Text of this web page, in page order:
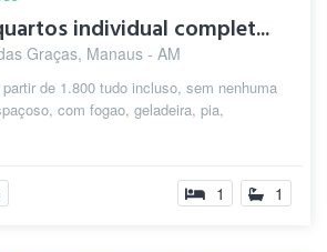
individual complet...
Graças, Manaus - AM
de 1.800 tudo incluso, sem nenhuma
com fogao, geladeira, pia,
1 1